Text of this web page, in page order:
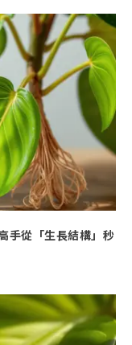
手從「生長結構」秒